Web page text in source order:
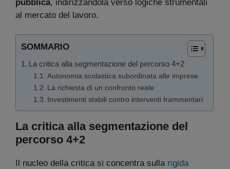
pubblica, indirizzandola verso logiche strumentali
al mercato del lavoro.
SOMMARIO
La critica alla segmentazione del percorso 4+2
Autonomia scolastica subordinata alle imprese
La richiesta di un confronto reale
Investimenti stabili contro interventi frammentari
La critica alla segmentazione del
percorso 4+2
Il nucleo della critica si concentra sulla rigida